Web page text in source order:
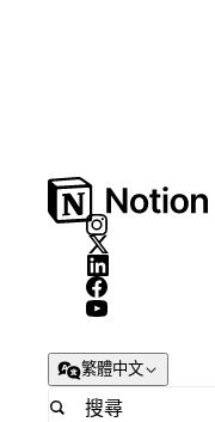
繁體中文